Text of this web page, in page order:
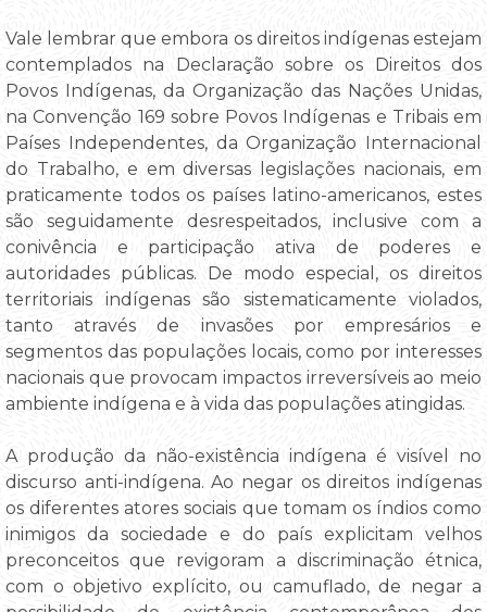
Vale lembrar que embora os direitos indígenas estejam
contemplados na Declaração sobre os Direitos dos
Povos Indígenas, da Organização das Nações Unidas,
na Convenção 169 sobre Povos Indígenas e Tribais em
Países Independentes, da Organização Internacional
do Trabalho, e em diversas legislações nacionais, em
praticamente todos os países latino-americanos, estes
são seguidamente desrespeitados, inclusive com a
conivência e participação ativa de poderes e
autoridades públicas. De modo especial, os direitos
territoriais indígenas são sistematicamente violados,
tanto através de invasões por empresários e
segmentos das populações locais, como por interesses
nacionais que provocam impactos irreversíveis ao meio
ambiente indígena e à vida das populações atingidas.
A produção da não-existência indígena é visível no
discurso anti-indígena. Ao negar os direitos indígenas
os diferentes atores sociais que tomam os índios como
inimigos da sociedade e do país explicitam velhos
preconceitos que revigoram a discriminação étnica,
com o objetivo explícito, ou camuflado, de negar a